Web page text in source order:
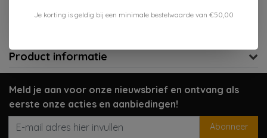
Verzenden 1-3 werkdagen
Product informatie
Meld je aan voor onze nieuwsbrief en ontvang als
eerste onze acties en aanbiedingen!
Abonneer
Je korting is geldig bij een minimale bestelwaarde van €50,00